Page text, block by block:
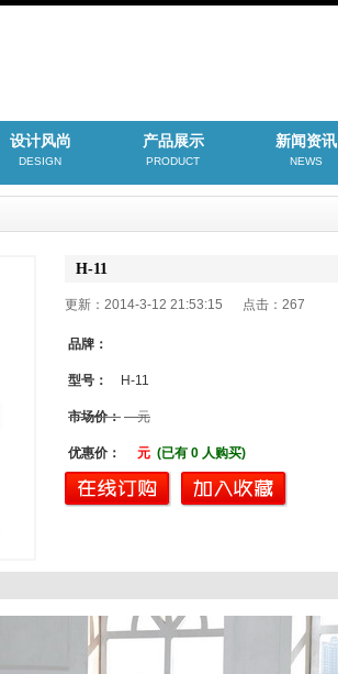
设计风尚
DESIGN
产品展示
PRODUCT
新闻资讯
NEWS
H-11
更新：2014-3-12 21:53:15 点击： 267
品牌：
型号： H-11
市场价： 元
优惠价： 元 (已有 0 人购买)